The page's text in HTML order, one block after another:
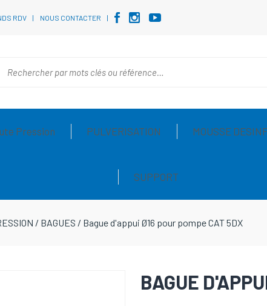
RDV NOUS CONTACTER
Pression PULVERISATION MOUSSE
SUPPORT
/ BAGUES / Bague d'appui Ø16 pour pompe CAT 5DX
BAGUE